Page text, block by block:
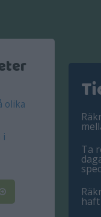
olika
i
Ta